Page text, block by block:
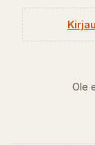
Ole